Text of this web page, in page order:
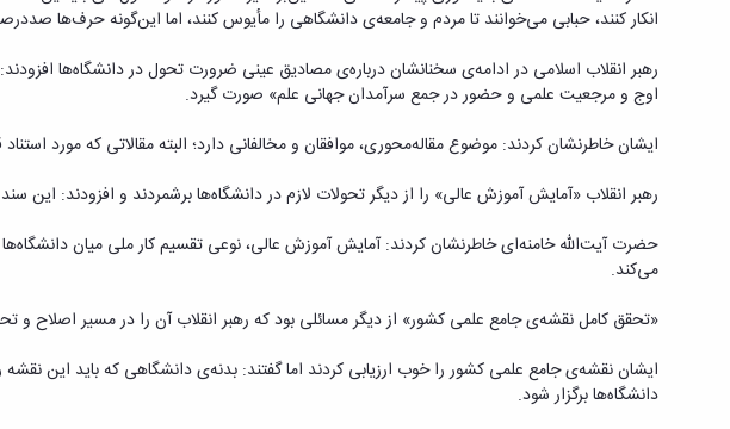
انکار کنند، حبابی می‌خوانند تا مردم و جامعه‌ی دانشگاهی را مأیوس کنند، اما این‌گونه حرف‌ها
رهبر انقلاب اسلامی در ادامه‌ی سخنانشان درباره‌ی مصادیق عینی ضرورت تحول در دانشگاه‌ها
اوج و مرجعیت علمی و حضور در جمع سرآمدان جهانی علم» صورت گیرد.
ایشان خاطرنشان کردند: موضوع مقاله‌محوری، موافقان و مخالفانی دارد؛ البته مقالاتی که مورد
رهبر انقلاب «آمایش آموزش عالی» را از دیگر تحولات لازم در دانشگاه‌ها برشمردند و افزودند: این سند در سال ۹۵ در شورای عالی انقلاب فرهنگی تصویب شده اما اجرای آن
حضرت آیت‌الله خامنه‌ای خاطرنشان کردند: آمایش آموزش عالی، نوعی تقسیم کار ملی میان
می‌کند.
«تحقق کامل نقشه‌ی جامع علمی کشور» از دیگر مسائلی بود که رهبر انقلاب آن را در مسیر اصلاح و
ایشان نقشه‌ی جامع علمی کشور را خوب ارزیابی کردند اما گفتند: بدنه‌ی دانشگاهی که باید این
دانشگاه‌ها برگزار شود.